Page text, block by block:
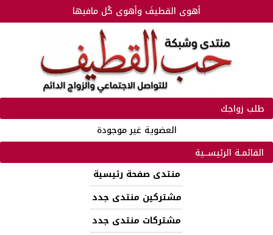
أهوى القطيفَ وأهوى كُل مافيها
طلب زواجك
العضوية غير موجودة
القائمـة الرئيســية
منتدى صفحة رئيسية
مشتركين منتدى جدد
مشتركات منتدى جدد